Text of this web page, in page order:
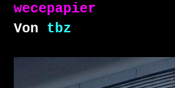
wecepapier
Von tbz